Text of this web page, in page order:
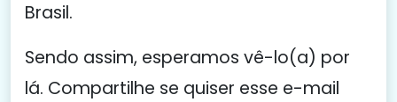
Brasil.
Sendo assim, esperamos vê-lo(a) por
lá. Compartilhe se quiser esse e-mail